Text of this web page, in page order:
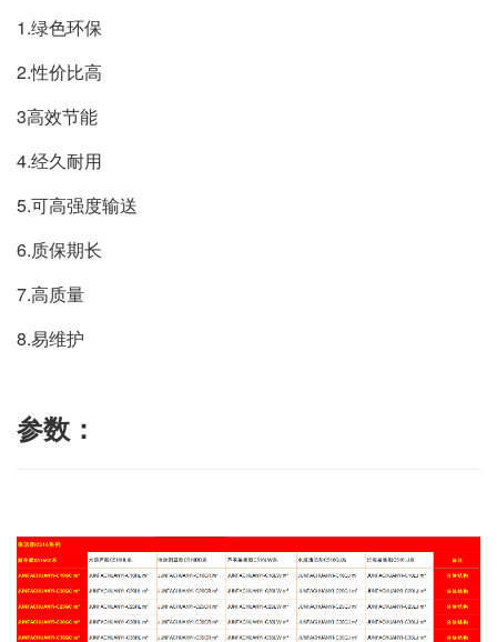
1.绿色环保
2.性价比高
3高效节能
4.经久耐用
5.可高强度输送
6.质保期长
7.高质量
8.易维护
参数：